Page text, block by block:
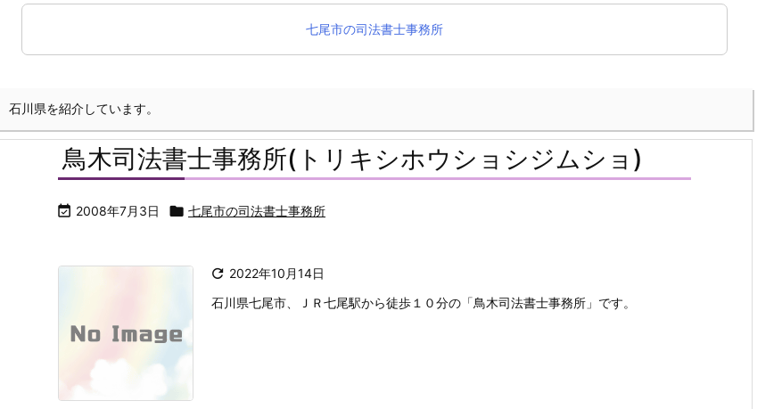
七尾市の司法書士事務所
石川県を紹介しています。
鳥木司法書士事務所(トリキシホウショシジムショ)
 2008年7月3日  七尾市の司法書士事務所
 2022年10月14日
石川県七尾市、ＪＲ七尾駅から徒歩１０分の「鳥木司法書士事務所」です。